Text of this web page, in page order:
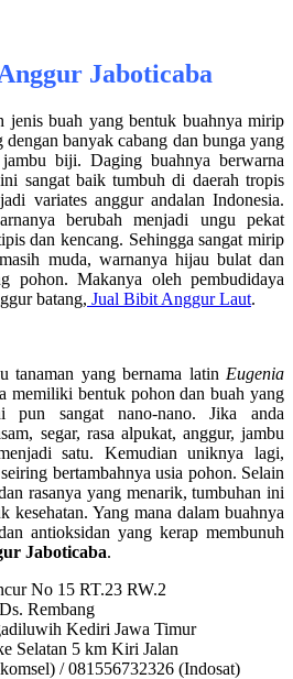
Jaboticaba
buah yang bentuk buahnya mirip
banyak cabang dan bunga yang
biji. Daging buahnya berwarna
sangat baik tumbuh di daerah tropis
variates anggur andalan Indonesia.
berubah menjadi ungu pekat
dan kencang. Sehingga sangat mirip
muda, warnanya hijau bulat dan
pohon. Makanya oleh pembudidaya
batang, Jual Bibit Anggur Laut.
yang bernama latin Eugenia
memiliki bentuk pohon dan buah yang
sangat nano-nano. Jika anda
segar, rasa alpukat, anggur, jambu
satu. Kemudian uniknya lagi,
bertambahnya usia pohon. Selain
rasanya yang menarik, tumbuhan ini
kesehatan. Yang mana dalam buahnya
antioksidan yang kerap membunuh
Jaboticaba.
No 15 RT.23 RW.2
Ds. Rembang
Kediri Jawa Timur
Selatan 5 km Kiri Jalan
/ 081556732326 (Indosat)